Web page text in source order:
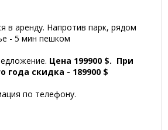
в аренду. Напротив парк, рядом
- 5 мин пешком
Цена 199900 $. При
года скидка - 189900 $
по телефону.